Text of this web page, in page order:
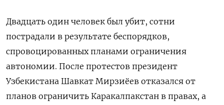
Двадцать один человек был убит, сотни
пострадали в результате беспорядков,
спровоцированных планами ограничения
автономии. После протестов президент
Узбекистана Шавкат Мирзиёев отказался от
планов ограничить Каракалпакстан в правах, а